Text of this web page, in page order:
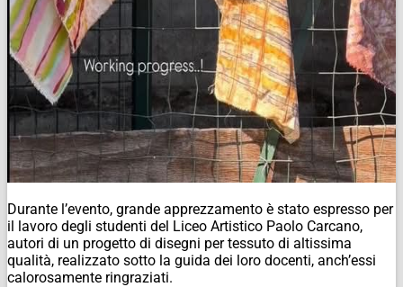
Durante l’evento, grande apprezzamento è stato espresso per
il lavoro degli studenti del Liceo Artistico Paolo Carcano,
autori di un progetto di disegni per tessuto di altissima
qualità, realizzato sotto la guida dei loro docenti, anch’essi
calorosamente ringraziati.